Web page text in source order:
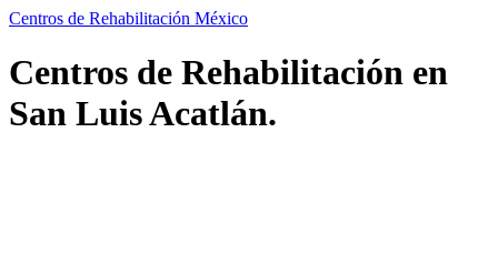
Centros de Rehabilitación México
Centros de Rehabilitación en
San Luis Acatlán.